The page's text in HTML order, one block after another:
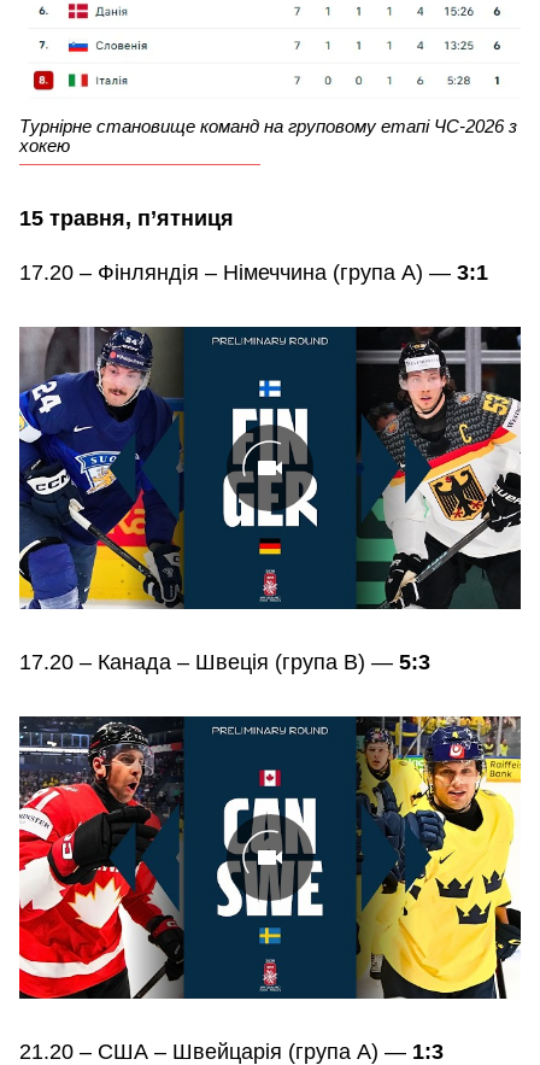
Турнірне становище команд на груповому етапі ЧС-2026 з
хокею
15 травня, п’ятниця
17.20 – Фінляндія – Німеччина (група А) — 3:1
17.20 – Канада – Швеція (група В) — 5:3
21.20 – США – Швейцарія (група А) — 1:3